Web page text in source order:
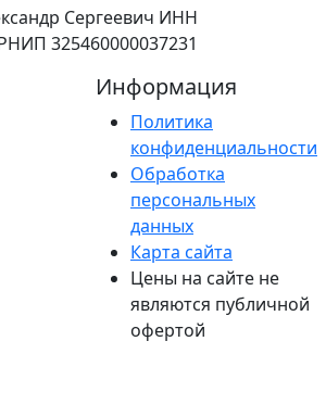
Сергеевич ИНН
325460000037231
Информация
Политика
конфиденциальности
Обработка
персональных
данных
Карта сайта
Цены на сайте не
являются публичной
офертой